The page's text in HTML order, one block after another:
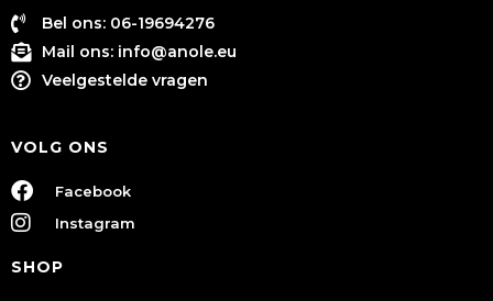
Bel ons: 06-19694276
Mail ons: info@anole.eu
Veelgestelde vragen
VOLG ONS
Facebook
Instagram
SHOP